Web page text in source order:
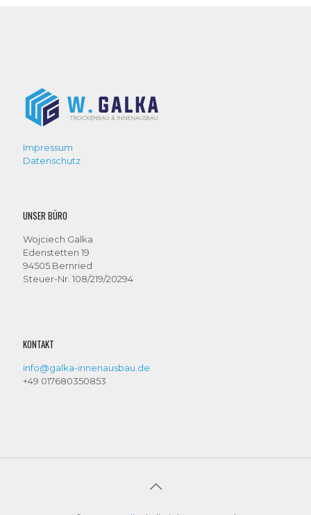
Impressum
Datenschutz
UNSER BÜRO
Wojciech Galka
Edenstetten 19
94505 Bernried
Steuer-Nr. 108/219/20294
KONTAKT
info@galka-innenausbau.de
+49 017680350853